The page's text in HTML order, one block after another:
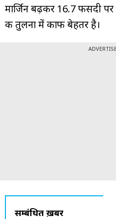
मार्जिन बढ़कर 16.7 फीसदी
की तुलना में काफी बेहतर है।
सम्बंधित ख़बरें